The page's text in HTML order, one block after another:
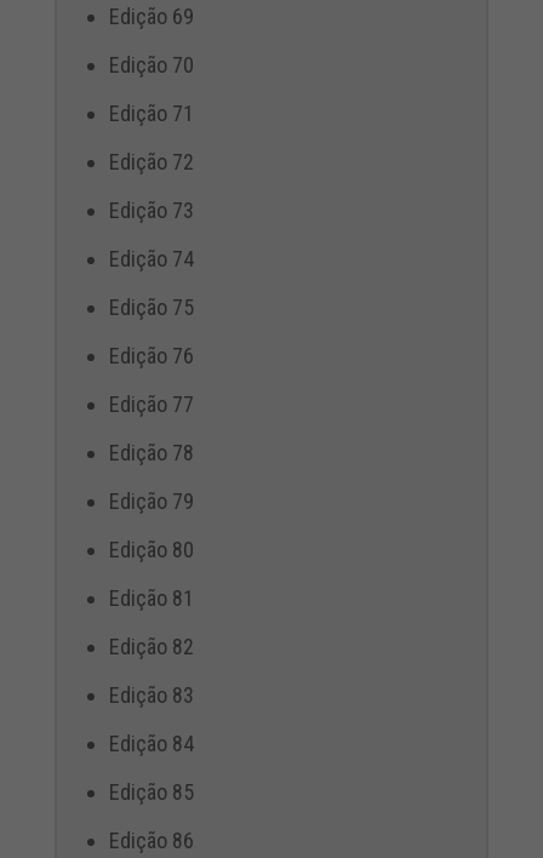
Edição 69
Edição 70
Edição 71
Edição 72
Edição 73
Edição 74
Edição 75
Edição 76
Edição 77
Edição 78
Edição 79
Edição 80
Edição 81
Edição 82
Edição 83
Edição 84
Edição 85
Edição 86